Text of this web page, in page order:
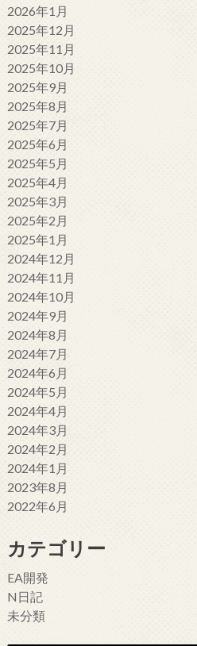
2026年1月
2025年12月
2025年11月
2025年10月
2025年9月
2025年8月
2025年7月
2025年6月
2025年5月
2025年4月
2025年3月
2025年2月
2025年1月
2024年12月
2024年11月
2024年10月
2024年9月
2024年8月
2024年7月
2024年6月
2024年5月
2024年4月
2024年3月
2024年2月
2024年1月
2023年8月
2022年6月
カテゴリー
EA開発
N日記
未分類